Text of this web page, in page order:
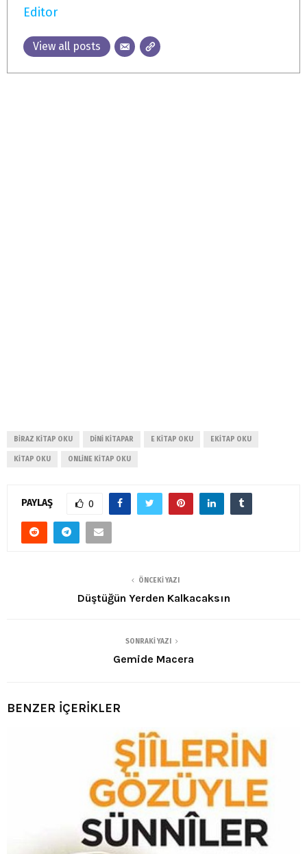
Editor
View all posts
BIRAZ KITAP OKU DINI KITAPAR E KITAP OKU EKITAP OKU
KITAP OKU ONLINE KITAP OKU
PAYLAŞ 0
ÖNCEKI YAZI
Düştüğün Yerden Kalkacaksın
SONRAKI YAZI
Gemide Macera
BENZER İÇERİKLER